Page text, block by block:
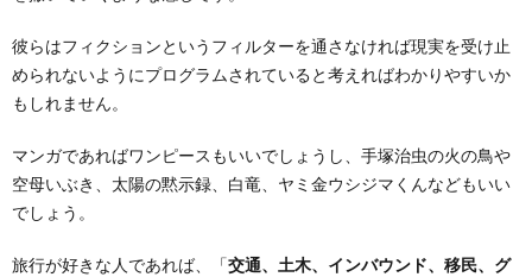
彼らはフィクションというフィルターを通さなければ現実を受け止
められないようにプログラムされていると考えればわかりやすいか
もしれません。
マンガであればワンピースもいいでしょうし、手塚治虫の火の鳥や
空母いぶき、太陽の黙示録、白竜、ヤミ金ウシジマくんなどもいい
でしょう。
旅行が好きな人であれば、「交通、土木、インバウンド、移民、グ